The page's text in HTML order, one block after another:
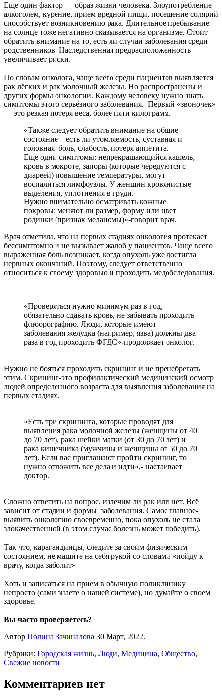
Еще один фактор — образ жизни человека. Злоупотребление
алкоголем, курение, прием вредной пищи, посещение солярий
способствует возникновению рака. Длительное пребывание
на солнце тоже негативно сказывается на организме. Стоит
обратить внимание на то, есть ли случаи заболевания среди
родственников. Наследственная предрасположенность
увеличивает риски.
По словам онколога, чаще всего среди пациентов выявляется
рак лёгких и рак молочный железы. Но распространены и
других формы онкологии. Каждому человеку нужно знать
симптомы этого серьёзного заболевания. Первый «звоночек»
— это резкая потеря веса, более пяти килограмм.
«Также следует обратить внимание на общие
состояние – есть ли утомляемость, суставная и
головная боль, слабость, потеря аппетита.
Еще одни симптомы: непрекращающийся кашель,
кровь в мокроте, запоры (которые чередуются с
диареей) повышение температуры, могут
воспалиться лимфоузлы. У женщин кровянистые
выделения, уплотнения в груди.
Нужно внимательно осматривать кожные
покровы: меняют ли размер, форму или цвет
родинки (признак меланомы)»-говорит врач.
Врач отметила, что на первых стадиях онкология протекает
бессимптомно и не вызывает жалоб у пациентов. Чаще всего
выраженная боль возникает, когда опухоль уже достигла
нервных окончаний. Поэтому, следует ответственно
относиться к своему здоровью и проходить медобследования.
«Проверяться нужно минимум раз в год,
обязательно сдавать кровь, не забывать проходить
флюорографию. Люди, которые имеют
заболевания желудка (например, язва) должны два
раза в год проходить ФГДС»-продолжает онколог.
Нужно не бояться проходить скрининг и не пренебрегать
этим. Скрининг-это профилактический медицинский осмотр
людей определенного возраста для выявления заболевания на
первых стадиях.
«Есть три скрининга, которые проводят для
выявления рака молочной железы (женщины от 40
до 70 лет), рака шейки матки (от 30 до 70 лет) и
рака кишечника (мужчины и женщины от 50 до 70
лет). Если вас приглашают пройти скрининг, то
нужно отложить все дела и идти»,- настаивает
доктор.
Сложно ответить на вопрос, излечим ли рак или нет. Всё
зависит от стадии и формы заболевания. Самое главное-
выявить онкологию своевременно, пока опухоль не стала
злокачественной (в этом случае болезнь может победить).
Так что, карагандинцы, следите за своим физическим
состоянием, не машите на себя рукой со словами «пойду к
врачу, когда заболит»
Хоть и записаться на прием в обычную поликлинику
непросто (сами знаете о нашей системе), но думайте о своем
здоровье.
Вы часто проверяетесь?
Автор Полина Зачиналова 30 Март, 2022.
Рубрики: Городская жизнь, Люди, Медицина, Общество,
Свежие новости
Комментариев нет